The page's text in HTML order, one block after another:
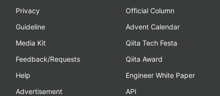
Privacy
Guideline
Media Kit
Feedback/Requests
Help
Advertisement
Official Column
Advent Calendar
Qiita Tech Festa
Qiita Award
Engineer White Paper
API